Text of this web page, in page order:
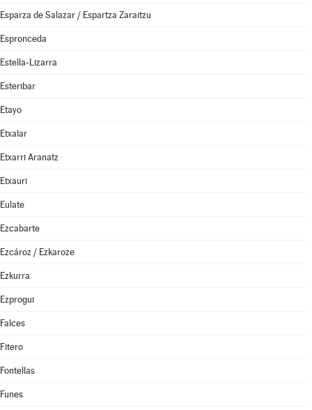
Esparza de Salazar / Espartza Zaraitzu
Espronceda
Estella-Lizarra
Esteribar
Etayo
Etxalar
Etxarri Aranatz
Etxauri
Eulate
Ezcabarte
Ezcároz / Ezkaroze
Ezkurra
Ezprogui
Falces
Fitero
Fontellas
Funes